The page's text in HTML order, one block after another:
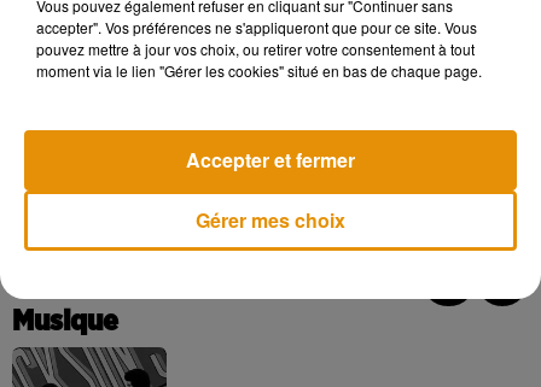
Cet élément est masqué compte-tenu du refus du
dépôt de cookies que vous avez exprimé. Si vous
en cliquant sur le bouton ci-dessous.
Musique
Vous pouvez également refuser en cliquant sur "Continuer sans
accepter". Vos préférences ne s'appliqueront que pour ce site. Vous
pouvez mettre à jour vos choix, ou retirer votre consentement à tout
moment via le lien "Gérer les cookies" situé en bas de chaque page.
Gérer mes choix
Accepter et fermer